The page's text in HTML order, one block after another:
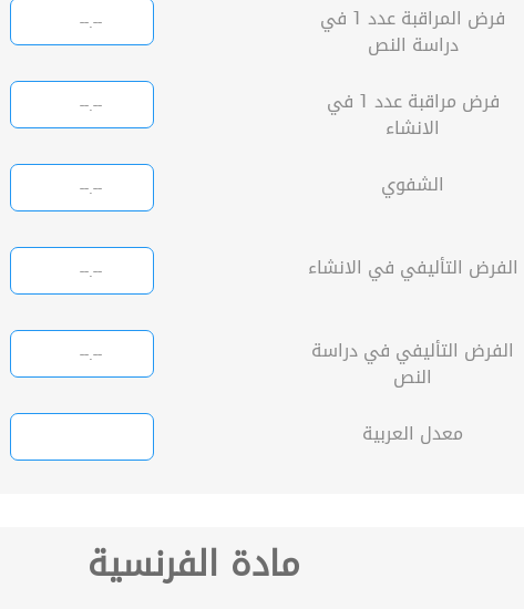
فرض المراقبة عدد 1 في
دراسة النص
فرض مراقبة عدد 1 في
الانشاء
الشفوي
الفرض التأليفي في الانشاء
الفرض التأليفي في دراسة
النص
معدل العربية
مادة الفرنسية